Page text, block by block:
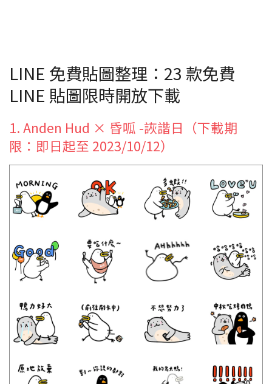
LINE 免費貼圖整理：23 款免費
LINE 貼圖限時開放下載
1. Anden Hud × 昏呱 -詼諧日（下載期
限：即日起至 2023/10/12）